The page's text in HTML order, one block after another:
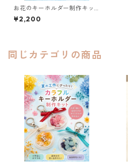
お花のキーホルダー制作キッ
ト（1個用）
¥2,200
同じカテゴリの商品